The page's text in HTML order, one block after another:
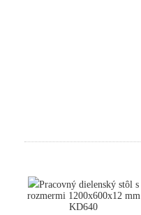
Pracovný dielenský stôl s
rozmermi 1200x600x12 mm
KD640